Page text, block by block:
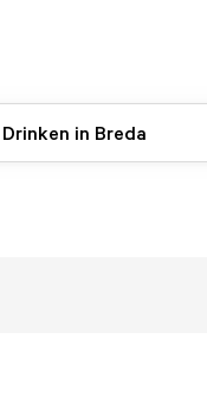
in Breda